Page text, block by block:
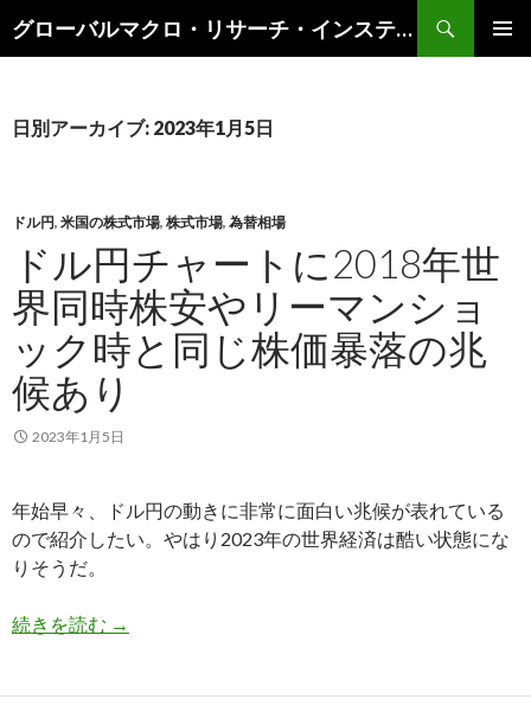
グローバルマクロ・リサーチ・インスティテュート
索
ン
キ
ッ
日別アーカイブ: 2023年1月5日
ドル円, 米国の株式市場, 株式市場, 為替相場
ドル円チャートに2018年世
界同時株安やリーマンショ
ック時と同じ株価暴落の兆
候あり
2023年1月5日
年始早々、ドル円の動きに非常に面白い兆候が表れている
ので紹介したい。やはり2023年の世界経済は酷い状態にな
りそうだ。
続きを読む ドル円チャートに2018年世界同時株安やリーマ
→